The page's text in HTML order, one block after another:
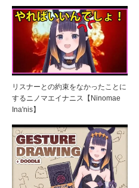
リスナーとの約束をなかったことに
するニノマエイナニス【Ninomae
Ina'nis】